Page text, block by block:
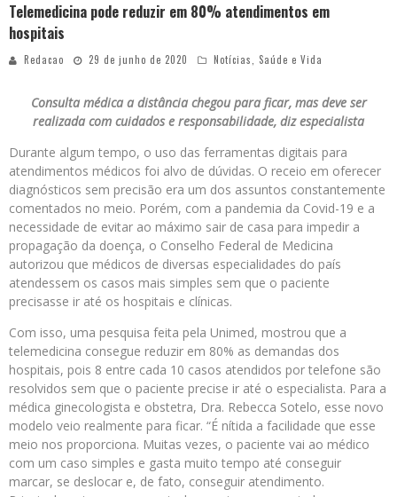
Telemedicina pode reduzir em 80% atendimentos em
hospitais
Redacao 29 de junho de 2020 Notícias, Saúde e Vida
Consulta médica a distância chegou para ficar, mas deve ser
realizada com cuidados e responsabilidade, diz especialista
Durante algum tempo, o uso das ferramentas digitais para
atendimentos médicos foi alvo de dúvidas. O receio em oferecer
diagnósticos sem precisão era um dos assuntos constantemente
comentados no meio. Porém, com a pandemia da Covid-19 e a
necessidade de evitar ao máximo sair de casa para impedir a
propagação da doença, o Conselho Federal de Medicina
autorizou que médicos de diversas especialidades do país
atendessem os casos mais simples sem que o paciente
precisasse ir até os hospitais e clínicas.
Com isso, uma pesquisa feita pela Unimed, mostrou que a
telemedicina consegue reduzir em 80% as demandas dos
hospitais, pois 8 entre cada 10 casos atendidos por telefone são
resolvidos sem que o paciente precise ir até o especialista. Para a
médica ginecologista e obstetra, Dra. Rebecca Sotelo, esse novo
modelo veio realmente para ficar. “É nítida a facilidade que esse
meio nos proporciona. Muitas vezes, o paciente vai ao médico
com um caso simples e gasta muito tempo até conseguir
marcar, se deslocar e, de fato, conseguir atendimento.